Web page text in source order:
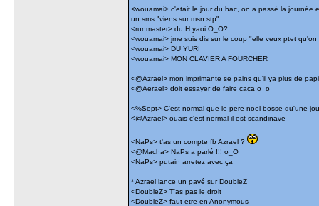
<wouamai> c'etait le jour du bac, on a passé la journée
un sms "viens sur msn stp"
<runmaster> du H yaoi O_O?
<wouamai> jme suis dis sur le coup "elle veux ptet
<wouamai> DU YURI
<wouamai> MON CLAVIER A FOURCHER
<@Azrael> mon imprimante se pains qu'il ya plus de
<@Aerael> doit essayer de faire caca o_o
<%Sept> C'est normal que le pere noel bosse qu'une
<@Azrael> ouais c'est normal il est scandinave
<NaPs> t'as un compte fb Azrael ?
<@Macha> NaPs a parlé !!! o_O
<NaPs> putain arretez avec ça
* Azrael lance un pavé sur DoubleZ
<DoubleZ> T'as pas le droit
<DoubleZ> faut etre en Anonymous